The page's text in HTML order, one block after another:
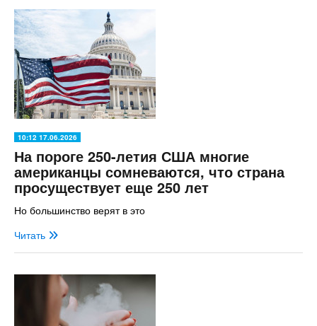
10:12 17.06.2026
На пороге 250-летия США многие
американцы сомневаются, что страна
просуществует еще 250 лет
Но большинство верят в это
Читать